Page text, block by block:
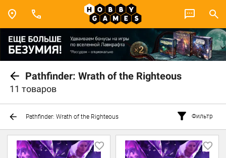
Pathfinder: Wrath of the Righteous
11 товаров
Pathfinder: Wrath of the Righteous Фильтр